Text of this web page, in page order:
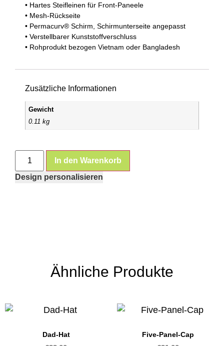
• Hartes Steifleinen für Front-Paneele
• Mesh-Rückseite
• Permacurv® Schirm, Schirmunterseite angepasst
• Verstellbarer Kunststoffverschluss
• Rohprodukt bezogen Vietnam oder Bangladesh
Zusätzliche Informationen
Gewicht
0.11 kg
In den Warenkorb
Design personalisieren
Ähnliche Produkte
Dad-Hat Five-Panel-Cap